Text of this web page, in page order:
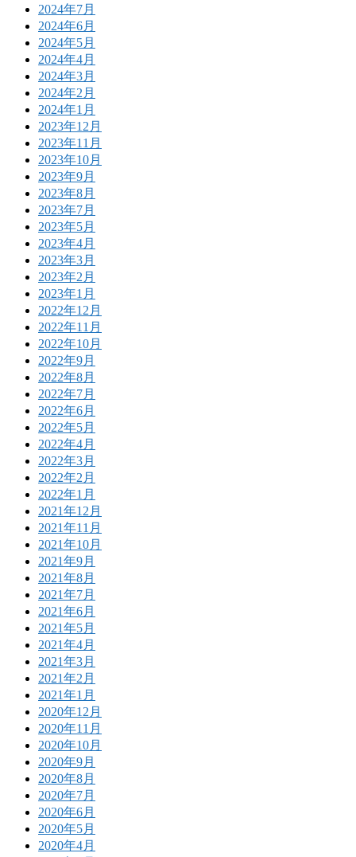
2024年7月
2024年6月
2024年5月
2024年4月
2024年3月
2024年2月
2024年1月
2023年12月
2023年11月
2023年10月
2023年9月
2023年8月
2023年7月
2023年5月
2023年4月
2023年3月
2023年2月
2023年1月
2022年12月
2022年11月
2022年10月
2022年9月
2022年8月
2022年7月
2022年6月
2022年5月
2022年4月
2022年3月
2022年2月
2022年1月
2021年12月
2021年11月
2021年10月
2021年9月
2021年8月
2021年7月
2021年6月
2021年5月
2021年4月
2021年3月
2021年2月
2021年1月
2020年12月
2020年11月
2020年10月
2020年9月
2020年8月
2020年7月
2020年6月
2020年5月
2020年4月